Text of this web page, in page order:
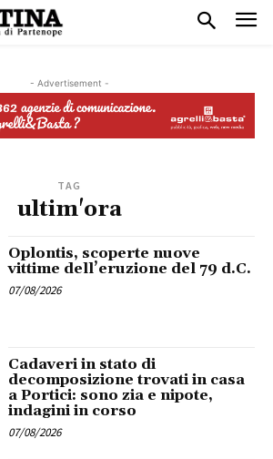
- Advertisement -
TAG
ultim'ora
Oplontis, scoperte nuove
vittime dell’eruzione del 79 d.C.
07/08/2026
Cadaveri in stato di
decomposizione trovati in casa
a Portici: sono zia e nipote,
indagini in corso
07/08/2026